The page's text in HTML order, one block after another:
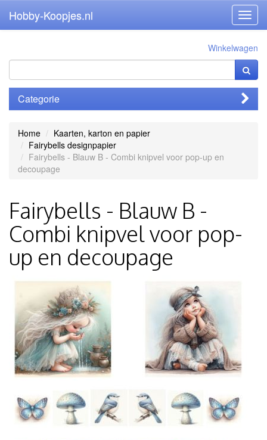
Hobby-Koopjes.nl
Winkelwagen
Categorie
Home
Kaarten, karton en papier
Fairybells designpapier
Fairybells - Blauw B - Combi knipvel voor pop-up en
decoupage
Fairybells - Blauw B -
Combi knipvel voor pop-
up en decoupage